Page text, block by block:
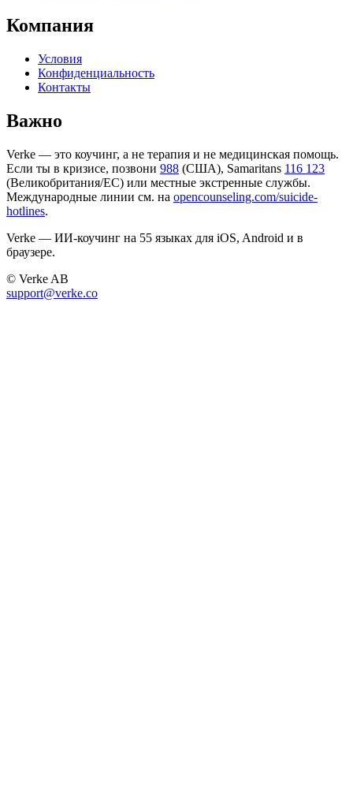
Компания
Условия
Конфиденциальность
Контакты
Важно
Verke — это коучинг, а не терапия и не медицинская помощь.
Если ты в кризисе, позвони 988 (США), Samaritans 116 123
(Великобритания/ЕС) или местные экстренные службы.
Международные линии см. на opencounseling.com/suicide-
hotlines.
Verke — ИИ-коучинг на 55 языках для iOS, Android и в
браузере.
© Verke AB
support@verke.co